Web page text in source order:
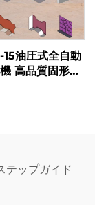
油圧式全自動
高品質固形煉
テップガイド